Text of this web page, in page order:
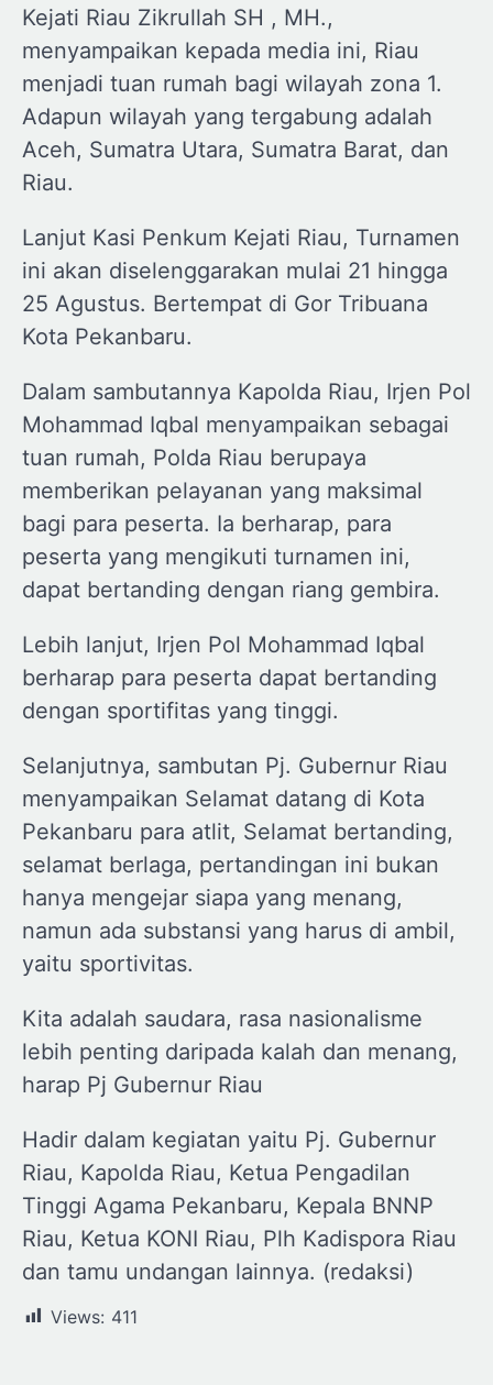
Kejati Riau Zikrullah SH , MH.,
menyampaikan kepada media ini, Riau
menjadi tuan rumah bagi wilayah zona 1.
Adapun wilayah yang tergabung adalah
Aceh, Sumatra Utara, Sumatra Barat, dan
Riau.
Lanjut Kasi Penkum Kejati Riau, Turnamen
ini akan diselenggarakan mulai 21 hingga
25 Agustus. Bertempat di Gor Tribuana
Kota Pekanbaru.
Dalam sambutannya Kapolda Riau, Irjen Pol
Mohammad Iqbal menyampaikan sebagai
tuan rumah, Polda Riau berupaya
memberikan pelayanan yang maksimal
bagi para peserta. Ia berharap, para
peserta yang mengikuti turnamen ini,
dapat bertanding dengan riang gembira.
Lebih lanjut, Irjen Pol Mohammad Iqbal
berharap para peserta dapat bertanding
dengan sportifitas yang tinggi.
Selanjutnya, sambutan Pj. Gubernur Riau
menyampaikan Selamat datang di Kota
Pekanbaru para atlit, Selamat bertanding,
selamat berlaga, pertandingan ini bukan
hanya mengejar siapa yang menang,
namun ada substansi yang harus di ambil,
yaitu sportivitas.
Kita adalah saudara, rasa nasionalisme
lebih penting daripada kalah dan menang,
harap Pj Gubernur Riau
Hadir dalam kegiatan yaitu Pj. Gubernur
Riau, Kapolda Riau, Ketua Pengadilan
Tinggi Agama Pekanbaru, Kepala BNNP
Riau, Ketua KONI Riau, Plh Kadispora Riau
dan tamu undangan lainnya. (redaksi)
Views: 411